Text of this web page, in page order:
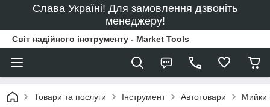
Слава Україні! Для замовлення дзвоніть
менеджеру!
Світ надійного інструменту - Market Tools
Товари та послуги Інструмент Автотовари Мийки